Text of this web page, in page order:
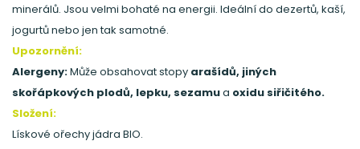
minerálů. Jsou velmi bohaté na energii. Ideální do dezertů, kaší,
jogurtů nebo jen tak samotné.
Upozornění:
Alergeny:Může obsahovat stopy arašídů, jiných
skořápkových plodů, lepku, sezamua oxidu siřičitého.
Složení:
Lískové ořechy jádra BIO.